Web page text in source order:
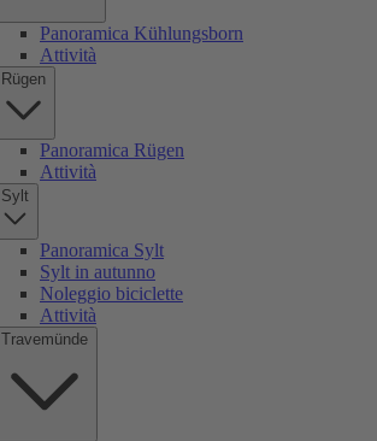
Panoramica Kühlungsborn
Attività
Rügen
Panoramica Rügen
Attività
Sylt
Panoramica Sylt
Sylt in autunno
Noleggio biciclette
Attività
Travemünde